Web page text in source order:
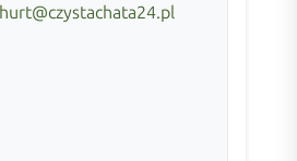
hurt@czystachata24.pl